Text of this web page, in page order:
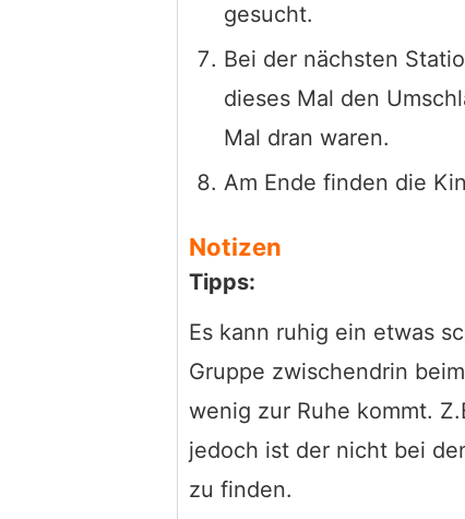
gesucht.
Bei der nächsten
dieses Mal den
Mal dran waren.
Am Ende finden die
Notizen
Tipps:
Es kann ruhig ein etwas
Gruppe zwischendrin
wenig zur Ruhe kommt.
jedoch ist der nicht bei
zu finden.